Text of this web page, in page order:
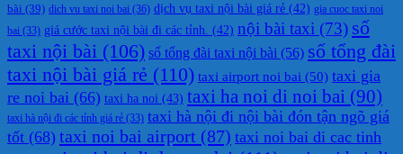
bài (39) dich vu taxi noi bai (36) dịch vụ taxi nội bài giá rẻ (42) gia cuoc taxi noi
bai (33) giá cước taxi nội bài đi các tỉnh. (42) nội bài taxi (73) số
taxi nội bài (106) số tổng đài taxi nội bài (56) số tổng đài
taxi nội bài giá rẻ (110) taxi airport noi bai (50) taxi gia
re noi bai (66) taxi ha noi (43) taxi ha noi di noi bai (90)
taxi hà nội đi các tỉnh giá rẻ (33) taxi hà nội đi nội bài đón tận ngõ giá
tốt (68) taxi noi bai airport (87) taxi noi bai di cac tinh